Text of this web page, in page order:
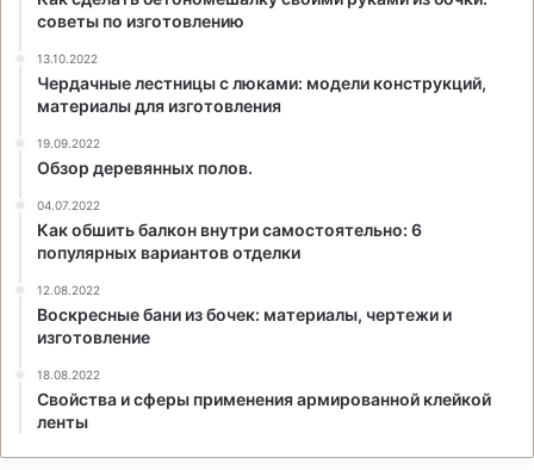
советы по изготовлению
13.10.2022
Чердачные лестницы с люками: модели конструкций,
материалы для изготовления
19.09.2022
Обзор деревянных полов.
04.07.2022
Как обшить балкон внутри самостоятельно: 6
популярных вариантов отделки
12.08.2022
Воскресные бани из бочек: материалы, чертежи и
изготовление
18.08.2022
Свойства и сферы применения армированной клейкой
ленты